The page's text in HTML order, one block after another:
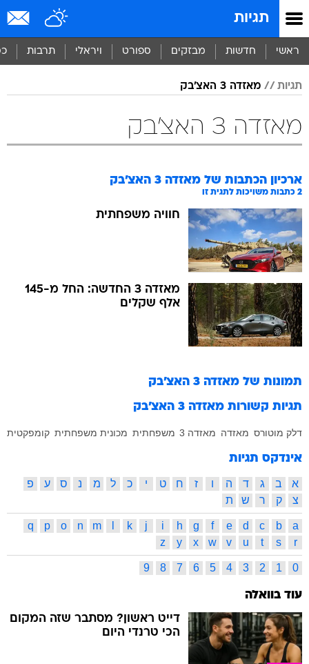
תגיות
ראשי חדשות מבזקים ספורט ויראלי תרבות
תגיות מאזדה 3 האצ'בק
מאזדה 3 האצ'בק
ארכיון הכתבות של מאזדה 3 האצ'בק
2 כתבות משויכות לתגית זו
חוויה משפחתית
מאזדה 3 החדשה: החל מ-145
אלף שקלים
תמונות של מאזדה 3 האצ'בק
תגיות קשורות מאזדה 3 האצ'בק
דלק מוטורס מאזדה מאזדה 3 משפחתית מכונית משפחתית קומפקטית
אינדקס תגיות
א ב ג ד ה ו ז ח ט י כ ל מ נ ס ע
פ
צ
ק ר ש ת
a
b
c
d
e
f
g
h
i
j
k
m
n
o
p
q
r
s
t
u
v
w
x
y
z
0
1
2
3
4
5
6
7
8
9
עוד בוואלה
דייט ראשון? מסתבר שזה המקום
הכי טרנדי היום